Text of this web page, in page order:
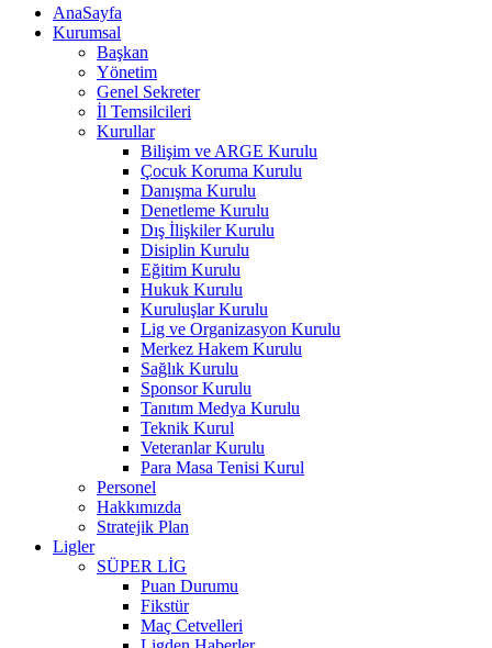
AnaSayfa
Kurumsal
Başkan
Yönetim
Genel Sekreter
İl Temsilcileri
Kurullar
Bilişim ve ARGE Kurulu
Çocuk Koruma Kurulu
Danışma Kurulu
Denetleme Kurulu
Dış İlişkiler Kurulu
Disiplin Kurulu
Eğitim Kurulu
Hukuk Kurulu
Kuruluşlar Kurulu
Lig ve Organizasyon Kurulu
Merkez Hakem Kurulu
Sağlık Kurulu
Sponsor Kurulu
Tanıtım Medya Kurulu
Teknik Kurul
Veteranlar Kurulu
Para Masa Tenisi Kurul
Personel
Hakkımızda
Stratejik Plan
Ligler
SÜPER LİG
Puan Durumu
Fikstür
Maç Cetvelleri